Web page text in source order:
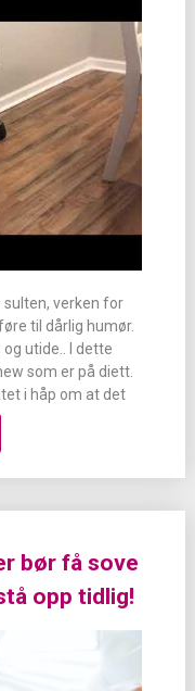
sulten, verken for
til dårlig humør.
utide.. I dette
som er på diett.
i håp om at det
bør få sove
opp tidlig!